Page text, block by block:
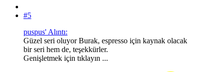
#5
puspus' Alıntı:
Güzel seri oluyor Burak, espresso için kaynak olacak
bir seri hem de, teşekkürler.
Genişletmek için tıklayın ...